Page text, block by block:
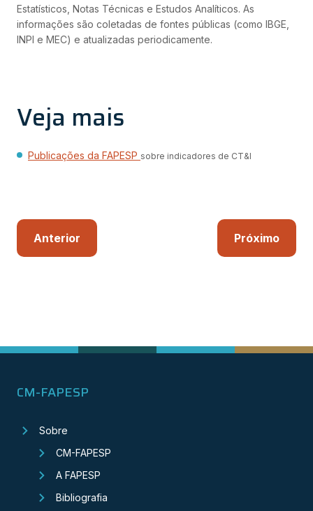
Estatísticos, Notas Técnicas e Estudos Analíticos. As
informações são coletadas de fontes públicas (como IBGE,
INPI e MEC) e atualizadas periodicamente.
Veja mais
Publicações da FAPESP sobre indicadores de CT&I
Anterior Próximo
CM-FAPESP
Sobre
CM-FAPESP
A FAPESP
Bibliografia